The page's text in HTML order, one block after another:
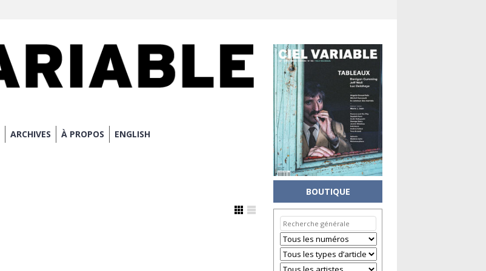
ARCHIVES À PROPOS ENGLISH
BOUTIQUE